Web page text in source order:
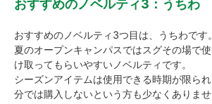
おすすめのノベルティ3：うちわ
おすすめのノベルティ3つ目は、うちわです。
夏のオープンキャンパスではスグその場で
け取ってもらいやすいノベルティです。
シーズンアイテムは使用できる時期が限ら
分では購入しないという方も少なくありませ